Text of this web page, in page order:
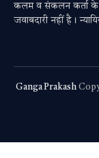
कलम व संकलन कर्ता के
जवाबदारी नहीं है।
Ganga Prakash